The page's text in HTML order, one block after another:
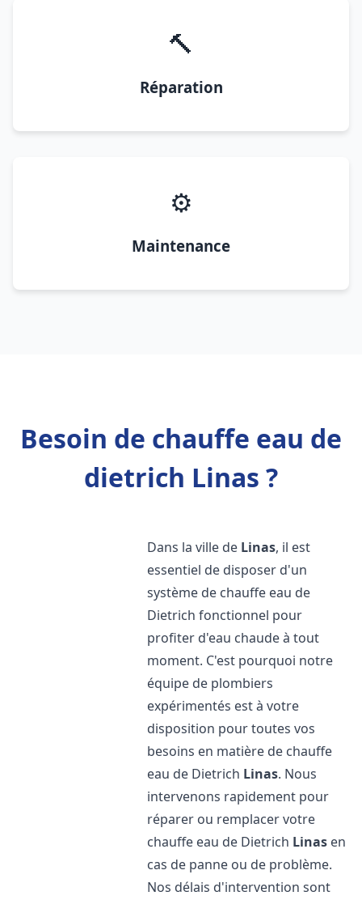
🔨
Réparation
⚙️
Maintenance
Besoin de chauffe eau de
dietrich Linas ?
Dans la ville de Linas, il est
essentiel de disposer d'un
système de chauffe eau de
Dietrich fonctionnel pour
profiter d'eau chaude à tout
moment. C'est pourquoi notre
équipe de plombiers
expérimentés est à votre
disposition pour toutes vos
besoins en matière de chauffe
eau de Dietrich Linas. Nous
intervenons rapidement pour
réparer ou remplacer votre
chauffe eau de Dietrich Linas en
cas de panne ou de problème.
Nos délais d'intervention sont